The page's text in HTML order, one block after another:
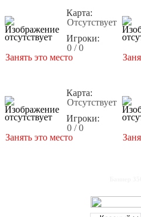
Карта:
Отсутствует
Игроки:
0 / 0
Занять это место
Карта:
Отсутствует
Игроки:
0 / 0
Занять это место